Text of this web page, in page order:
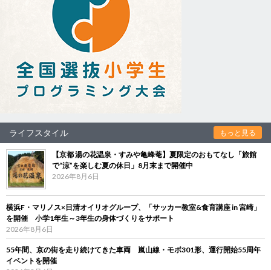
ライフスタイル もっと見る
【京都 湯の花温泉・すみや亀峰菴】夏限定のおもてなし「旅館
で“涼”を楽しむ夏の休日」8月末まで開催中
2026年8月6日
横浜F・マリノス×日清オイリオグループ、「サッカー教室&食育講座 in 宮崎」
を開催 小学1年生～3年生の身体づくりをサポート
2026年8月6日
55年間、京の街を走り続けてきた車両 嵐山線・モボ301形、運行開始55周年
イベントを開催